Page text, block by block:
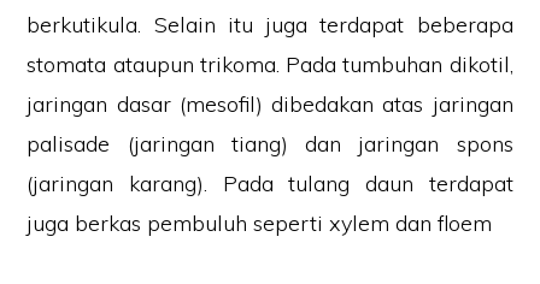
berkutikula. Selain itu juga terdapat beberapa
stomata ataupun trikoma. Pada tumbuhan dikotil,
jaringan dasar (mesofil) dibedakan atas jaringan
palisade (jaringan tiang) dan jaringan spons
(jaringan karang). Pada tulang daun terdapat
juga berkas pembuluh seperti xylem dan floem